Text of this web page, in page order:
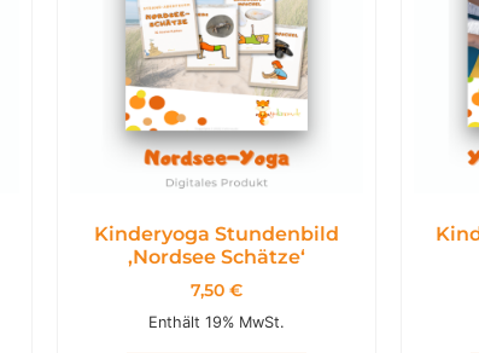
Kinderyoga Stundenbild
,Nordsee Schätze‘
7,50 €
Enthält 19% MwSt.